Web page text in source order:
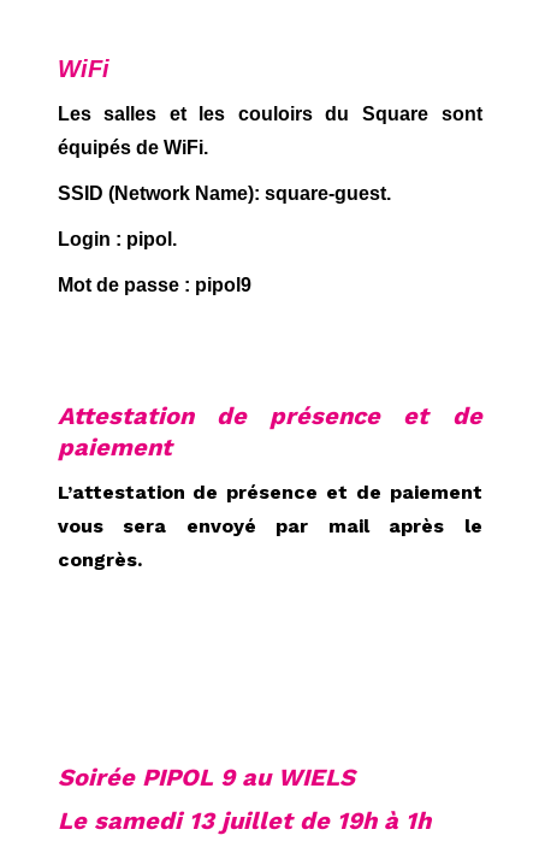
WiFi
Les salles et les couloirs du Square sont
équipés de WiFi.
SSID (Network Name): square-guest.
Login : pipol.
Mot de passe : pipol9
Attestation de présence et de
paiement
L’attestation de présence et de paiement
vous sera envoyé par mail après le
congrès.
Soirée PIPOL 9 au WIELS
Le samedi 13 juillet de 19h à 1h